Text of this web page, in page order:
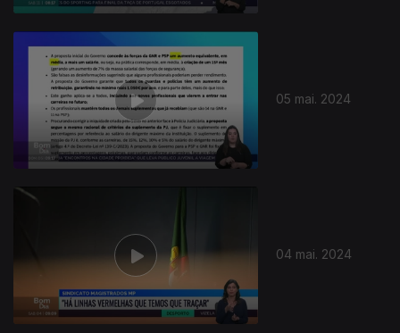
05 mai. 2024
04 mai. 2024